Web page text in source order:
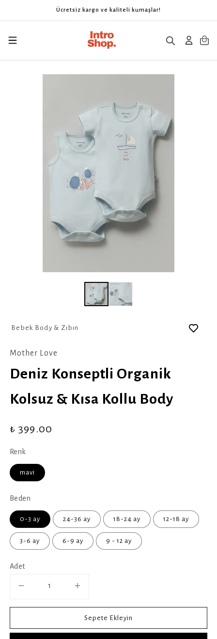
Ücretsiz kargo ve kaliteli kumaşlar!
Bebek Body & Zıbın
Mother Love
Deniz Konseptli Organik
Kolsuz & Kısa Kollu Body
₺ 399.00
Renk
mavi
Beden
0-3 ay 24-36 ay 18-24 ay 12-18 ay
3-6 ay 6-9 ay 9 - 12 ay
Adet
Sepete Ekleyin